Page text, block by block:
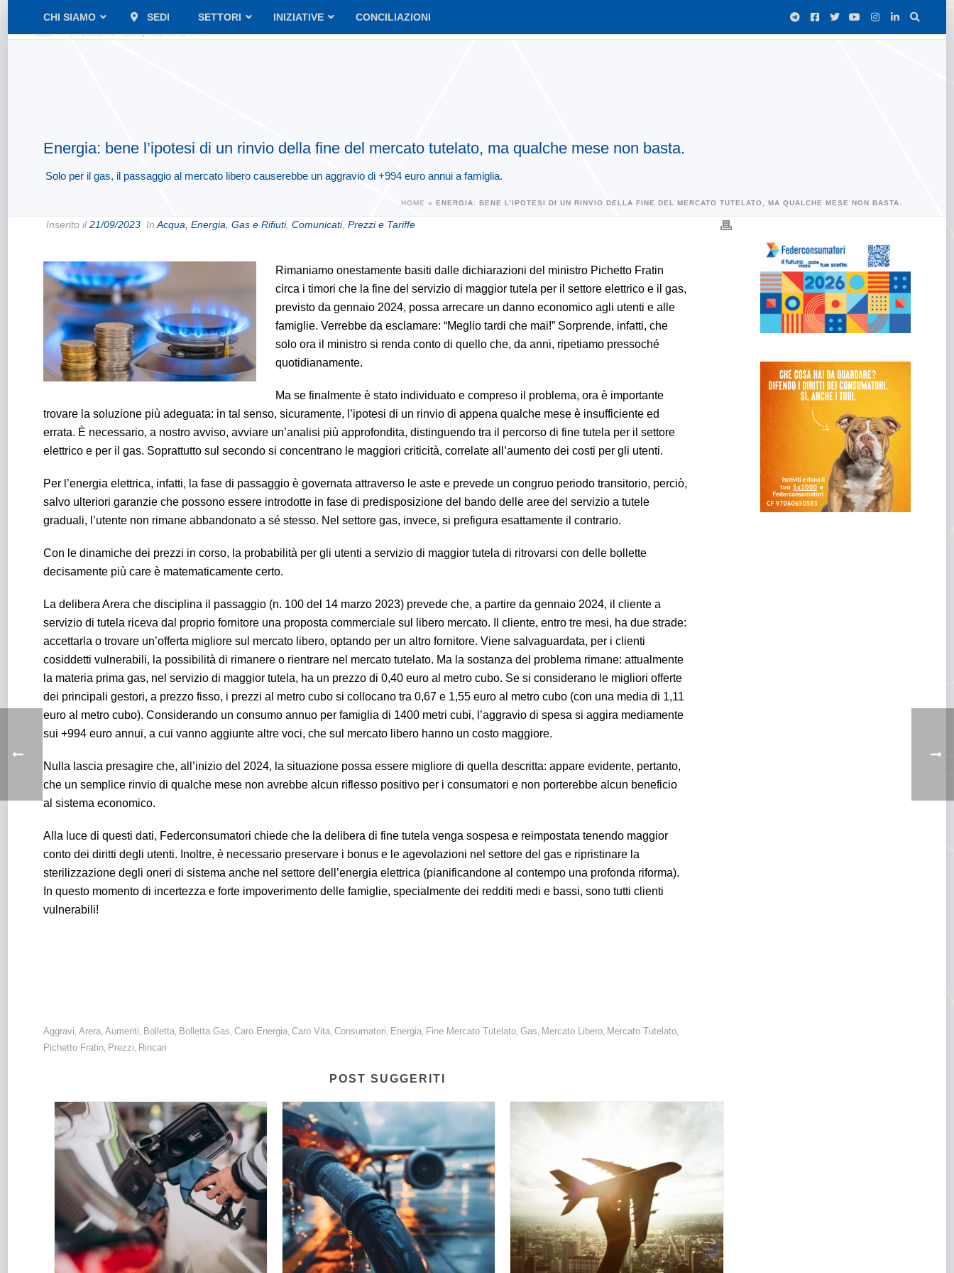
CHI SIAMO SEDI SETTORI INIZIATIVE CONCILIAZIONI
Energia: bene l’ipotesi di un rinvio della fine del mercato tutelato, ma qualche mese non basta.
Solo per il gas, il passaggio al mercato libero causerebbe un aggravio di +994 euro annui a famiglia.
HOME » ENERGIA: BENE L’IPOTESI DI UN RINVIO DELLA FINE DEL MERCATO TUTELATO, MA QUALCHE MESE NON BASTA.
Inserito il21/09/2023 In Acqua, Energia, Gas e Rifiuti, Comunicati, Prezzi e Tariffe
Rimaniamo onestamente basiti dalle dichiarazioni del ministro Pichetto Fratin
circa i timori che la fine del servizio di maggior tutela per il settore elettrico e il gas,
previsto da gennaio 2024, possa arrecare un danno economico agli utenti e alle
famiglie. Verrebbe da esclamare: “Meglio tardi che mai!” Sorprende, infatti, che
solo ora il ministro si renda conto di quello che, da anni, ripetiamo pressoché
quotidianamente.
Ma se finalmente è stato individuato e compreso il problema, ora è importante
trovare la soluzione più adeguata: in tal senso, sicuramente, l’ipotesi di un rinvio di appena qualche mese è insufficiente ed
errata. È necessario, a nostro avviso, avviare un’analisi più approfondita, distinguendo tra il percorso di fine tutela per il settore
elettrico e per il gas. Soprattutto sul secondo si concentrano le maggiori criticità, correlate all’aumento dei costi per gli utenti.
Per l’energia elettrica, infatti, la fase di passaggio è governata attraverso le aste e prevede un congruo periodo transitorio, perciò,
salvo ulteriori garanzie che possono essere introdotte in fase di predisposizione del bando delle aree del servizio a tutele
graduali, l’utente non rimane abbandonato a sé stesso. Nel settore gas, invece, si prefigura esattamente il contrario.
Con le dinamiche dei prezzi in corso, la probabilità per gli utenti a servizio di maggior tutela di ritrovarsi con delle bollette
decisamente più care è matematicamente certo.
La delibera Arera che disciplina il passaggio (n. 100 del 14 marzo 2023) prevede che, a partire da gennaio 2024, il cliente a
servizio di tutela riceva dal proprio fornitore una proposta commerciale sul libero mercato. Il cliente, entro tre mesi, ha due strade:
accettarla o trovare un’offerta migliore sul mercato libero, optando per un altro fornitore. Viene salvaguardata, per i clienti
cosiddetti vulnerabili, la possibilità di rimanere o rientrare nel mercato tutelato. Ma la sostanza del problema rimane: attualmente
la materia prima gas, nel servizio di maggior tutela, ha un prezzo di 0,40 euro al metro cubo. Se si considerano le migliori offerte
dei principali gestori, a prezzo fisso, i prezzi al metro cubo si collocano tra 0,67 e 1,55 euro al metro cubo (con una media di 1,11
euro al metro cubo). Considerando un consumo annuo per famiglia di 1400 metri cubi, l’aggravio di spesa si aggira mediamente
sui +994 euro annui, a cui vanno aggiunte altre voci, che sul mercato libero hanno un costo maggiore.
Nulla lascia presagire che, all’inizio del 2024, la situazione possa essere migliore di quella descritta: appare evidente, pertanto,
che un semplice rinvio di qualche mese non avrebbe alcun riflesso positivo per i consumatori e non porterebbe alcun beneficio
al sistema economico.
Alla luce di questi dati, Federconsumatori chiede che la delibera di fine tutela venga sospesa e reimpostata tenendo maggior
conto dei diritti degli utenti. Inoltre, è necessario preservare i bonus e le agevolazioni nel settore del gas e ripristinare la
sterilizzazione degli oneri di sistema anche nel settore dell’energia elettrica (pianificandone al contempo una profonda riforma).
In questo momento di incertezza e forte impoverimento delle famiglie, specialmente dei redditi medi e bassi, sono tutti clienti
vulnerabili!
Aggravi, Arera, Aumenti, Bolletta, Bolletta Gas, Caro Energia, Caro Vita, Consumatori, Energia, Fine Mercato Tutelato, Gas, Mercato Libero, Mercato Tutelato,
Pichetto Fratin, Prezzi, Rincari
POST SUGGERITI